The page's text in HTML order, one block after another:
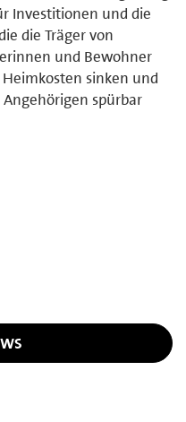
Investitionen und die
die Träger von
und Bewohner
sinken und
spürbar